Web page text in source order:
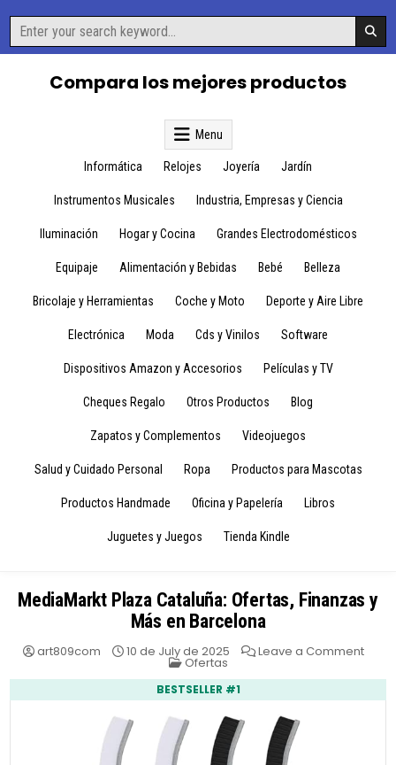
content
Search
for:
Compara los mejores productos
Menu
Informática Relojes Joyería Jardín
Instrumentos Musicales Industria, Empresas y Ciencia
Iluminación Hogar y Cocina Grandes Electrodomésticos
Equipaje Alimentación y Bebidas Bebé Belleza
Bricolaje y Herramientas Coche y Moto Deporte y Aire Libre
Electrónica Moda Cds y Vinilos Software
Dispositivos Amazon y Accesorios Películas y TV
Cheques Regalo Otros Productos Blog
Zapatos y Complementos Videojuegos
Salud y Cuidado Personal Ropa Productos para Mascotas
Productos Handmade Oficina y Papelería Libros
Juguetes y Juegos Tienda Kindle
MediaMarkt Plaza Cataluña: Ofertas, Finanzas y
Más en Barcelona
art809com 10 de July de 2025 Leave a Commenton
Posted
Ofertas
BESTSELLER #1